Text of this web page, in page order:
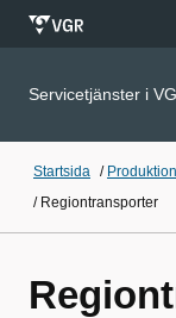
Servicetjänster i
Startsida /
/ Regiontransporter